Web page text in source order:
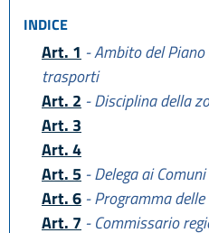
INDICE
Art. 1 - Ambito del
trasporti
Art. 2 - Disciplina della
Art. 3
Art. 4
Art. 5 - Delega ai
Art. 6 - Programma
Art. 7 - Commissario